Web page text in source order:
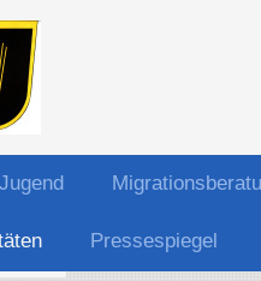
Jugend
Pressespiegel